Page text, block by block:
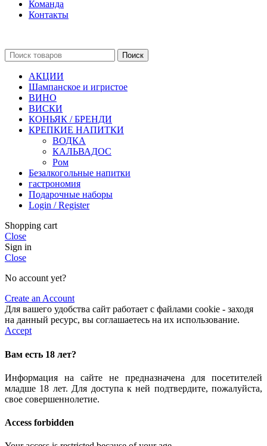
Команда
Контакты
Поиск
АКЦИИ
Шампанское и игристое
ВИНО
ВИСКИ
КОНЬЯК / БРЕНДИ
КРЕПКИЕ НАПИТКИ
ВОДКА
КАЛЬВАДОС
Ром
Безалкогольные напитки
гастрономия
Подарочные наборы
Login / Register
Shopping cart
Close
Sign in
Close
No account yet?
Create an Account
Для вашего удобства сайт работает с файлами cookie - заходя
на данный ресурс, вы соглашаетесь на их использование.
Accept
Вам есть 18 лет?
Информация на сайте не предназначена для посетителей
младше 18 лет. Для доступа к ней подтвердите, пожалуйста,
свое совершеннолетие.
Access forbidden